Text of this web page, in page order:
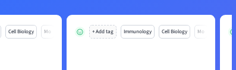
Cell Biology Mo + Add tag Immunology Cell Biology Mo